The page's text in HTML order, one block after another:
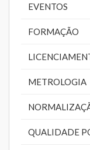
EVENTOS
FORMAÇÃO
METROLOGIA
QUALIDADE